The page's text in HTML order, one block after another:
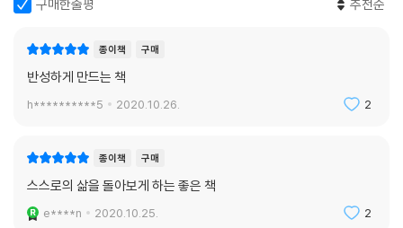
터의 글들은 하나하나 영화나 소설 속 한 장면을 보는 것처럼 생생한 톤으
로 진행된다. 권석천의 가장 개인적인 이야기부터, 세상이 만들어낸 악인
들의 속사정까지, 사람은 어떻게 흑화하는지 조커를 소환해 심각하게 질문
하는가 하면, 반응의 노예가 되어 SNS에 중독되었던 자신의 시간을 되돌
‘좀비공정’으로 내모는지, 그리고 비극에 사회가 침묵할 때 사람은 어떻게
스스로도 불완전한 인간이라고 이야기하는 권석천은 말한다. “정의는 늘
구매한줄평 추천순
종이책 구매
반성하게 만드는 책
h**********5 2020.10.26. 2
종이책 구매
스스로의 삶을 돌아보게 하는 좋은 책
e****n 2020.10.25. 2